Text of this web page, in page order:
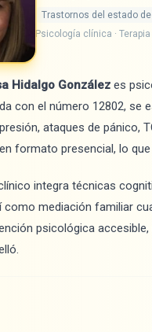
Trastornos del estado
Psicología clínica ·
Hidalgo González es
con el número 12802,
ataques de pánico,
formato presencial, lo
integra técnicas
como mediación familiar
psicológica